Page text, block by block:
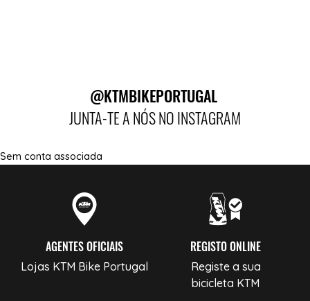
@KTMBIKEPORTUGAL
JUNTA-TE A NÓS NO INSTAGRAM
Sem conta associada
AGENTES OFICIAIS
Lojas KTM Bike Portugal
REGISTO ONLINE
Registe a sua
bicicleta KTM